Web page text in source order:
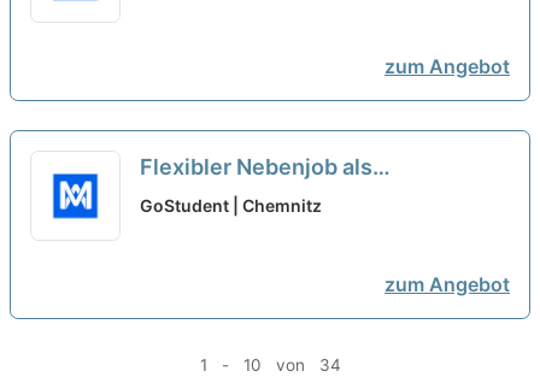
zum Angebot
Flexibler Nebenjob als
Rechnungswesen -
GoStudent | Chemnitz
zum Angebot
1 - 10 von 34